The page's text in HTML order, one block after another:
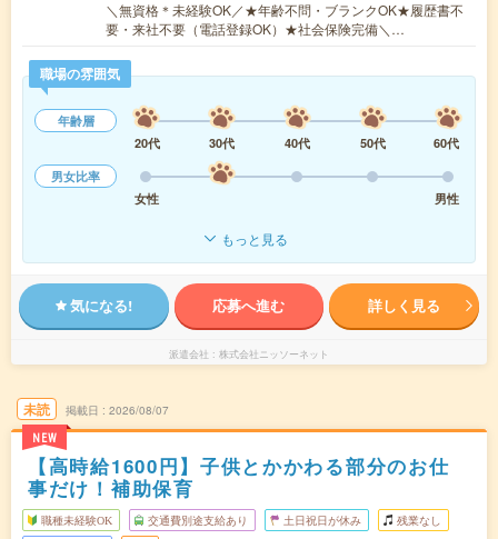
＼無資格＊未経験OK／★年齢不問・ブランクOK★履歴書不
要・来社不要（電話登録OK）★社会保険完備＼…
職場の雰囲気
年齢層
20代
30代 40代 50代
60代
男女比率
女性
男性
もっと見る
気になる! 応募へ進む 詳しく見る
派遣会社 株式会社ニッソーネット
未読
NEW
掲載日 2026/08/07
【高時給1600円】子供とかかわる部分のお仕
事だけ！補助保育
職種未経験OK 交通費別途支給あり 土日祝日が休み 残業なし